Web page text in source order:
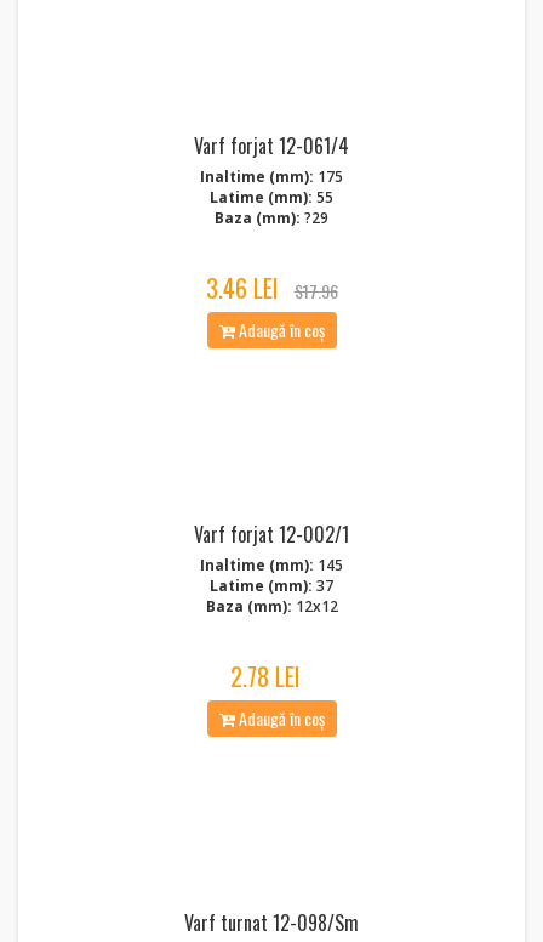
Varf forjat 12-061/4
Inaltime (mm): 175
Latime (mm): 55
Baza (mm): ?29
3.46 LEI
$17.96
Adaugă în coș
Varf forjat 12-002/1
Inaltime (mm): 145
Latime (mm): 37
Baza (mm): 12x12
2.78 LEI
Adaugă în coș
Varf turnat 12-098/Sm